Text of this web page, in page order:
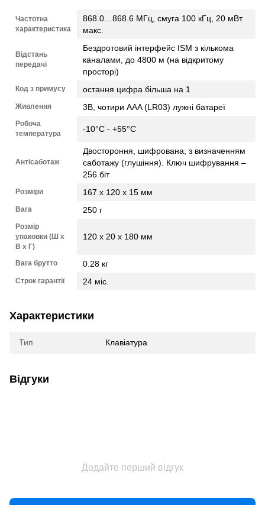
Частотна
характеристика
868.0…868.6 МГц, смуга 100 кГц, 20 мВт
макс.
Відстань
передачі
Бездротовий інтерфейс ISM з кількома
каналами, до 4800 м (на відкритому
просторі)
Код з примусу остання цифра більша на 1
Живлення 3В, чотири AAA (LR03) лужні батареї
Робоча
температура
-10°C - +55°C
Антісаботаж
Двостороння, шифрована, з визначенням
саботажу (глушіння). Ключ шифрування –
256 біт
Розміри 167 х 120 х 15 мм
Вага 250 г
Розмір
упаковки (Ш х
В х Г)
120 x 20 x 180 мм
Вага брутто 0.28 кг
Строк гарантії 24 міс.
Характеристики
Тип Клавіатура
Відгуки
Додайте перший відгук